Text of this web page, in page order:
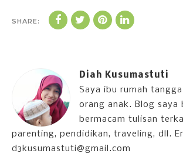
SHARE:
Diah Kusumastuti
Saya ibu rumah
orang anak. Blog saya
bermacam tulisan
parenting, pendidikan, traveling, dll.
d3kusumastuti@gmail.com